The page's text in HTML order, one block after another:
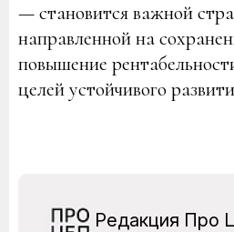
— становится важной
направленной на
повышение
целей устойчивого
Редакция Про